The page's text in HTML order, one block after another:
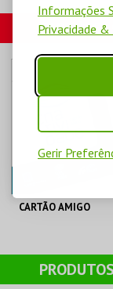
Informações
Privacidade &
Gerir
MUSEU DO CALÇADO
COMPRAR
CARTÕES
CARTÃO AMIGO
MADEIRA
AQUISIÇÃO
PRODUTOS